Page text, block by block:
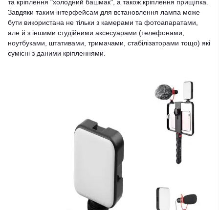
та кріплення "холодний башмак", а також кріплення прищіпка.
Завдяки таким інтерфейсам для встановлення лампа може
бути використана не тільки з камерами та фотоапаратами,
але й з іншими студійними аксесуарами (телефонами,
ноутбуками, штативами, тримачами, стабілізаторами тощо) які
сумісні з даними кріпленнями.